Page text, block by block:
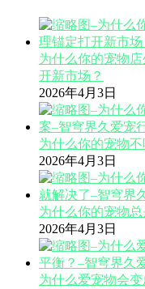
为什么你的宠物
开新市场？
2026年4月3日
为什么你的宠物
2026年4月3日
为什么你的宠物
2026年4月3日
为什么爱宠物会